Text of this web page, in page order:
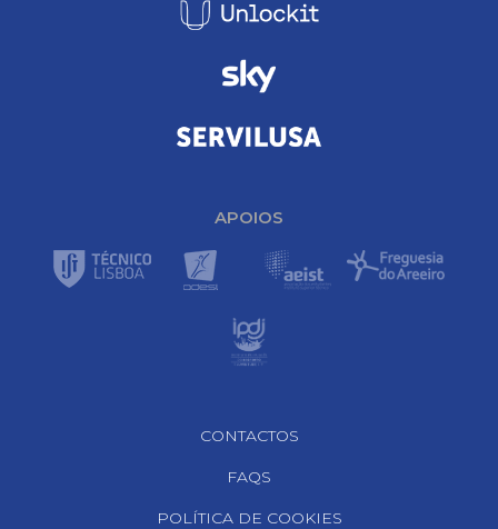
APOIOS
CONTACTOS
FAQS
POLÍTICA DE COOKIES